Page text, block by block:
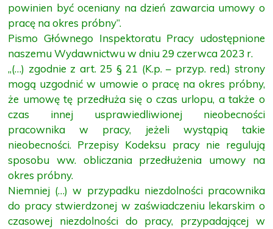
powinien być oceniany na dzień zawarcia umowy o
pracę na okres próbny”.
Pismo Głównego Inspektoratu Pracy udostępnione
naszemu Wydawnictwu w dniu 29 czerwca 2023 r.
„(…) zgodnie z art. 25 § 21 (K.p. – przyp. red.) strony
mogą uzgodnić w umowie o pracę na okres próbny,
że umowę tę przedłuża się o czas urlopu, a także o
czas innej usprawiedliwionej nieobecności
pracownika w pracy, jeżeli wystąpią takie
nieobecności. Przepisy Kodeksu pracy nie regulują
sposobu ww. obliczania przedłużenia umowy na
okres próbny.
Niemniej (…) w przypadku niezdolności pracownika
do pracy stwierdzonej w zaświadczeniu lekarskim o
czasowej niezdolności do pracy, przypadającej w